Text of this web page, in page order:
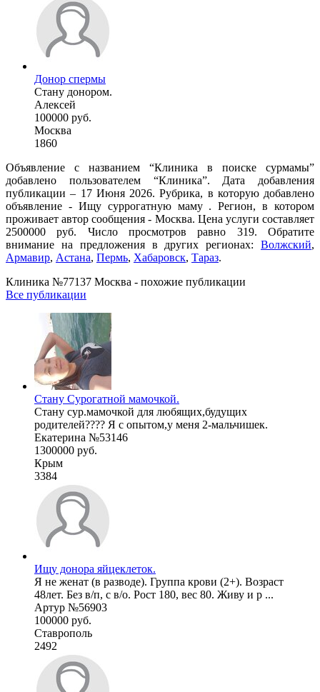
Донор спермы
Стану донором.
Алексей
100000 руб.
Москва
1860
Объявление с названием “Клиника в поиске сурмамы”
добавлено пользователем “Клиника”. Дата добавления
публикации – 17 Июня 2026. Рубрика, в которую добавлено
объявление - Ищу суррогатную маму . Регион, в котором
проживает автор сообщения - Москва. Цена услуги составляет
2500000 руб. Число просмотров равно 319. Обратите
внимание на предложения в других регионах: Волжский,
Армавир, Астана, Пермь, Хабаровск, Тараз.
Клиника №77137 Москва - похожие публикации
Все публикации
Стану Сурогатной мамочкой.
Стану сур.мамочкой для любящих,будущих
родителей???? Я с опытом,у меня 2-мальчишек.
Екатерина №53146
1300000 руб.
Крым
3384
Ищу донора яйцеклеток.
Я не женат (в разводе). Группа крови (2+). Возраст
48лет. Без в/п, с в/о. Рост 180, вес 80. Живу и р ...
Артур №56903
100000 руб.
Ставрополь
2492